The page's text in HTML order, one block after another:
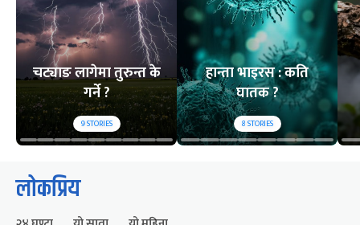
चट्याङ लागेमा तुरुन्त के
गर्ने ?
9STORIES
हान्ता भाइरस : कति
घातक ?
8STORIES
लोकप्रिय